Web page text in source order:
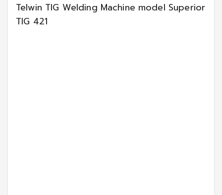
Telwin TIG Welding Machine model Superior
TIG 421